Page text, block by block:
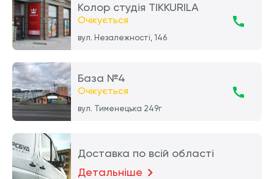
Колор студія TIKKURILA
Очікується
вул. Незалежності, 146
База №4
Очікується
вул. Тименецька 249г
Доставка по всій області
Детальніше